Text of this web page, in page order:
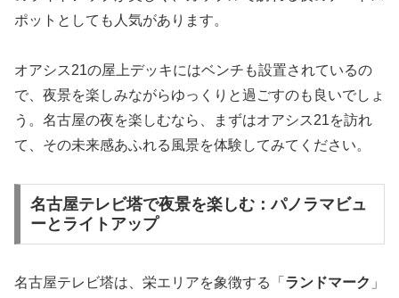
ポットとしても人気があります。
オアシス21の屋上デッキにはベンチも設置されているの
で、夜景を楽しみながらゆっくりと過ごすのも良いでしょ
う。名古屋の夜を楽しむなら、まずはオアシス21を訪れ
て、その未来感あふれる風景を体験してみてください。
名古屋テレビ塔で夜景を楽しむ：パノラマビュ
ーとライトアップ
名古屋テレビ塔は、栄エリアを象徴する「 ランドマーク 」